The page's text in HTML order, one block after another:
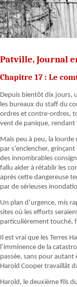
Patville, Journal
Chapitre 17 : Le
Depuis bientôt dix jours,
les bureaux du staff du
ordres et contre-ordres,
vent de panique, rendant
Mais peu à peu, la lourde
par s’enclencher,
des innombrables
fallu aider à rétablir les
après cette dangereuse
par de sérieuses
Un plan d’urgence, mis
sites où les efforts
particulièrement touché,
Il est vrai que les Terres
l’imminence de la
passée, sans pour autant
Harold Cooper travaillât
Harold, le deuxième fils